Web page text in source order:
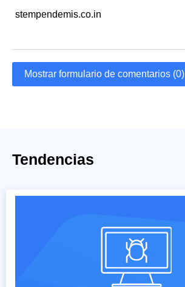
stempendemis.co.in
Mostrar formulario de comentarios (0)
Tendencias